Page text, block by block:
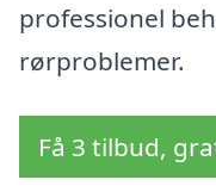
professionel
rørproblemer.
Få 3 tilbud,